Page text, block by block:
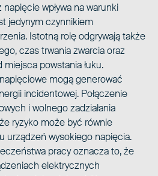
wpływa na warunki
jedynym czynnikiem
Istotną rolę odgrywają także
czas trwania zwarcia oraz
powstania łuku.
mogą generować
incidentowej. Połączenie
i wolnego zadziałania
ryzyko może być równie
urządzeń wysokiego napięcia.
pracy oznacza to, że
elektrycznych